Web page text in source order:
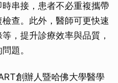
串接，患者不必重複攜帶
查。此外，醫師可更快速
，提升診療效率與品質，
題。
創辦人暨哈佛大學醫學